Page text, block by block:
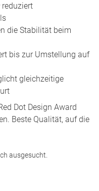
reduziert
die Stabilität beim
bis zur Umstellung auf
gleichzeitige
Dot Design Award
Beste Qualität, auf die
ausgesucht.